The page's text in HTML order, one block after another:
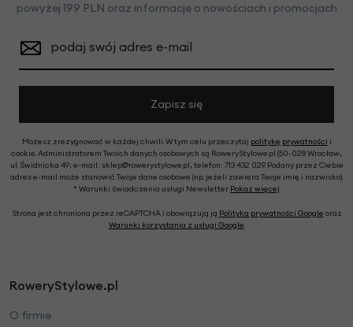
powyżej 199 PLN oraz informacje o nowościach i promocjach
podaj swój adres e-mail
Zapisz się
Możesz zrezygnować w każdej chwili. W tym celu przeczytaj politykę prywatności i
cookie. Administratorem Twoich danych osobowych są RoweryStylowe.pl (50-028 Wrocław,
ul. Świdnicka 49; e-mail: sklep@rowerystylowe.pl, telefon: 713 432 029. Podany przez Ciebie
adres e-mail może stanowić Twoje dane osobowe (np. jeżeli zawiera Twoje imię i nazwisko).
* Warunki świadczenia usługi Newsletter Pokaż więcej
Strona jest chroniona przez reCAPTCHA i obowiązują ją Polityka prywatności Google oraz
Warunki korzystania z usługi Google.
RoweryStylowe.pl
O firmie